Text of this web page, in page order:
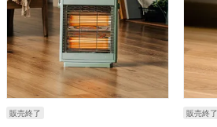
販売終了 販売終了